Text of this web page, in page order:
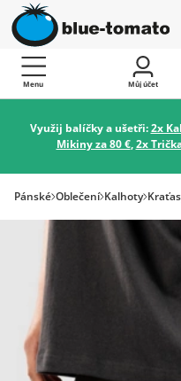
Menu Můj účet
Využij balíčky a ušetři:2x
Mikiny za 80 €,2x
Pánské Oblečení Kalhoty